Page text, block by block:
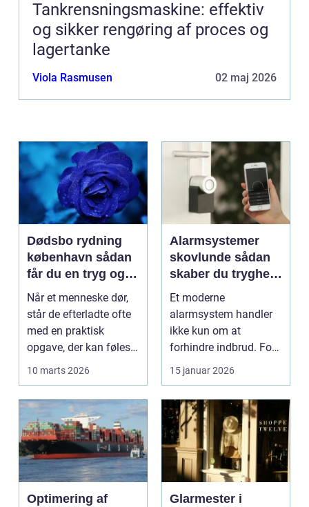
Tankrensningsmaskine: effektiv
og sikker rengøring af proces og
lagertanke
Viola Rasmusen 02 maj 2026
Dødsbo rydning
københavn sådan
får du en tryg og
effektiv løsning
Når et menneske dør,
står de efterladte ofte
med en praktisk
opgave, der kan føles
helt uoverskuelig...
10 marts 2026
Alarmsystemer
skovlunde sådan
skaber du tryghed
i hverdagen
Et moderne
alarmsystem handler
ikke kun om at
forhindre indbrud. For
mange familier og
virksomheder ...
15 januar 2026
Optimering af
Glarmester i